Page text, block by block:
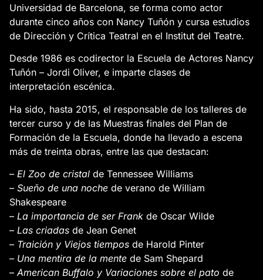
Universidad de Barcelona, ​​se forma como actor
durante cinco años con Nancy Tuñón y cursa estudios
de Dirección y Crítica Teatral en el Institut del Teatre.
Desde 1986 es codirector la Escuela de Actores Nancy
Tuñón – Jordi Oliver, e imparte clases de
interpretación escénica.
Ha sido, hasta 2015, el responsable de los talleres de
tercer curso y de las Muestras finales del Plan de
Formación de la Escuela, donde ha llevado a escena
más de treinta obras, entre las que destacan:
– El Zoo de cristal de Tennessee Williams
– Sueño de una noche de verano de William
Shakespeare
– La importancia de ser Frank de Oscar Wilde
– Las criadas de Jean Genet
– Traición y Viejos tiempos de Harold Pinter
– Una mentira de la mente de Sam Shepard
– American Buffalo y Variaciones sobre el pato de